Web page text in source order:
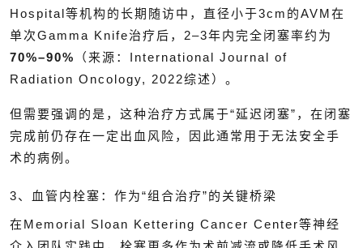
Hospital等机构的长期随访中，直径小于3cm的AVM在
单次Gamma Knife治疗后，2–3年内完全闭塞率约为
70%–90%
（来源：International Journal of
Radiation Oncology, 2022综述）。
但需要强调的是，这种治疗方式属于“延迟闭塞”，在闭塞
完成前仍存在一定出血风险，因此通常用于无法安全手
术的病例。
3、血管内栓塞：作为“组合治疗”的关键桥梁
在Memorial Sloan Kettering Cancer Center等神经